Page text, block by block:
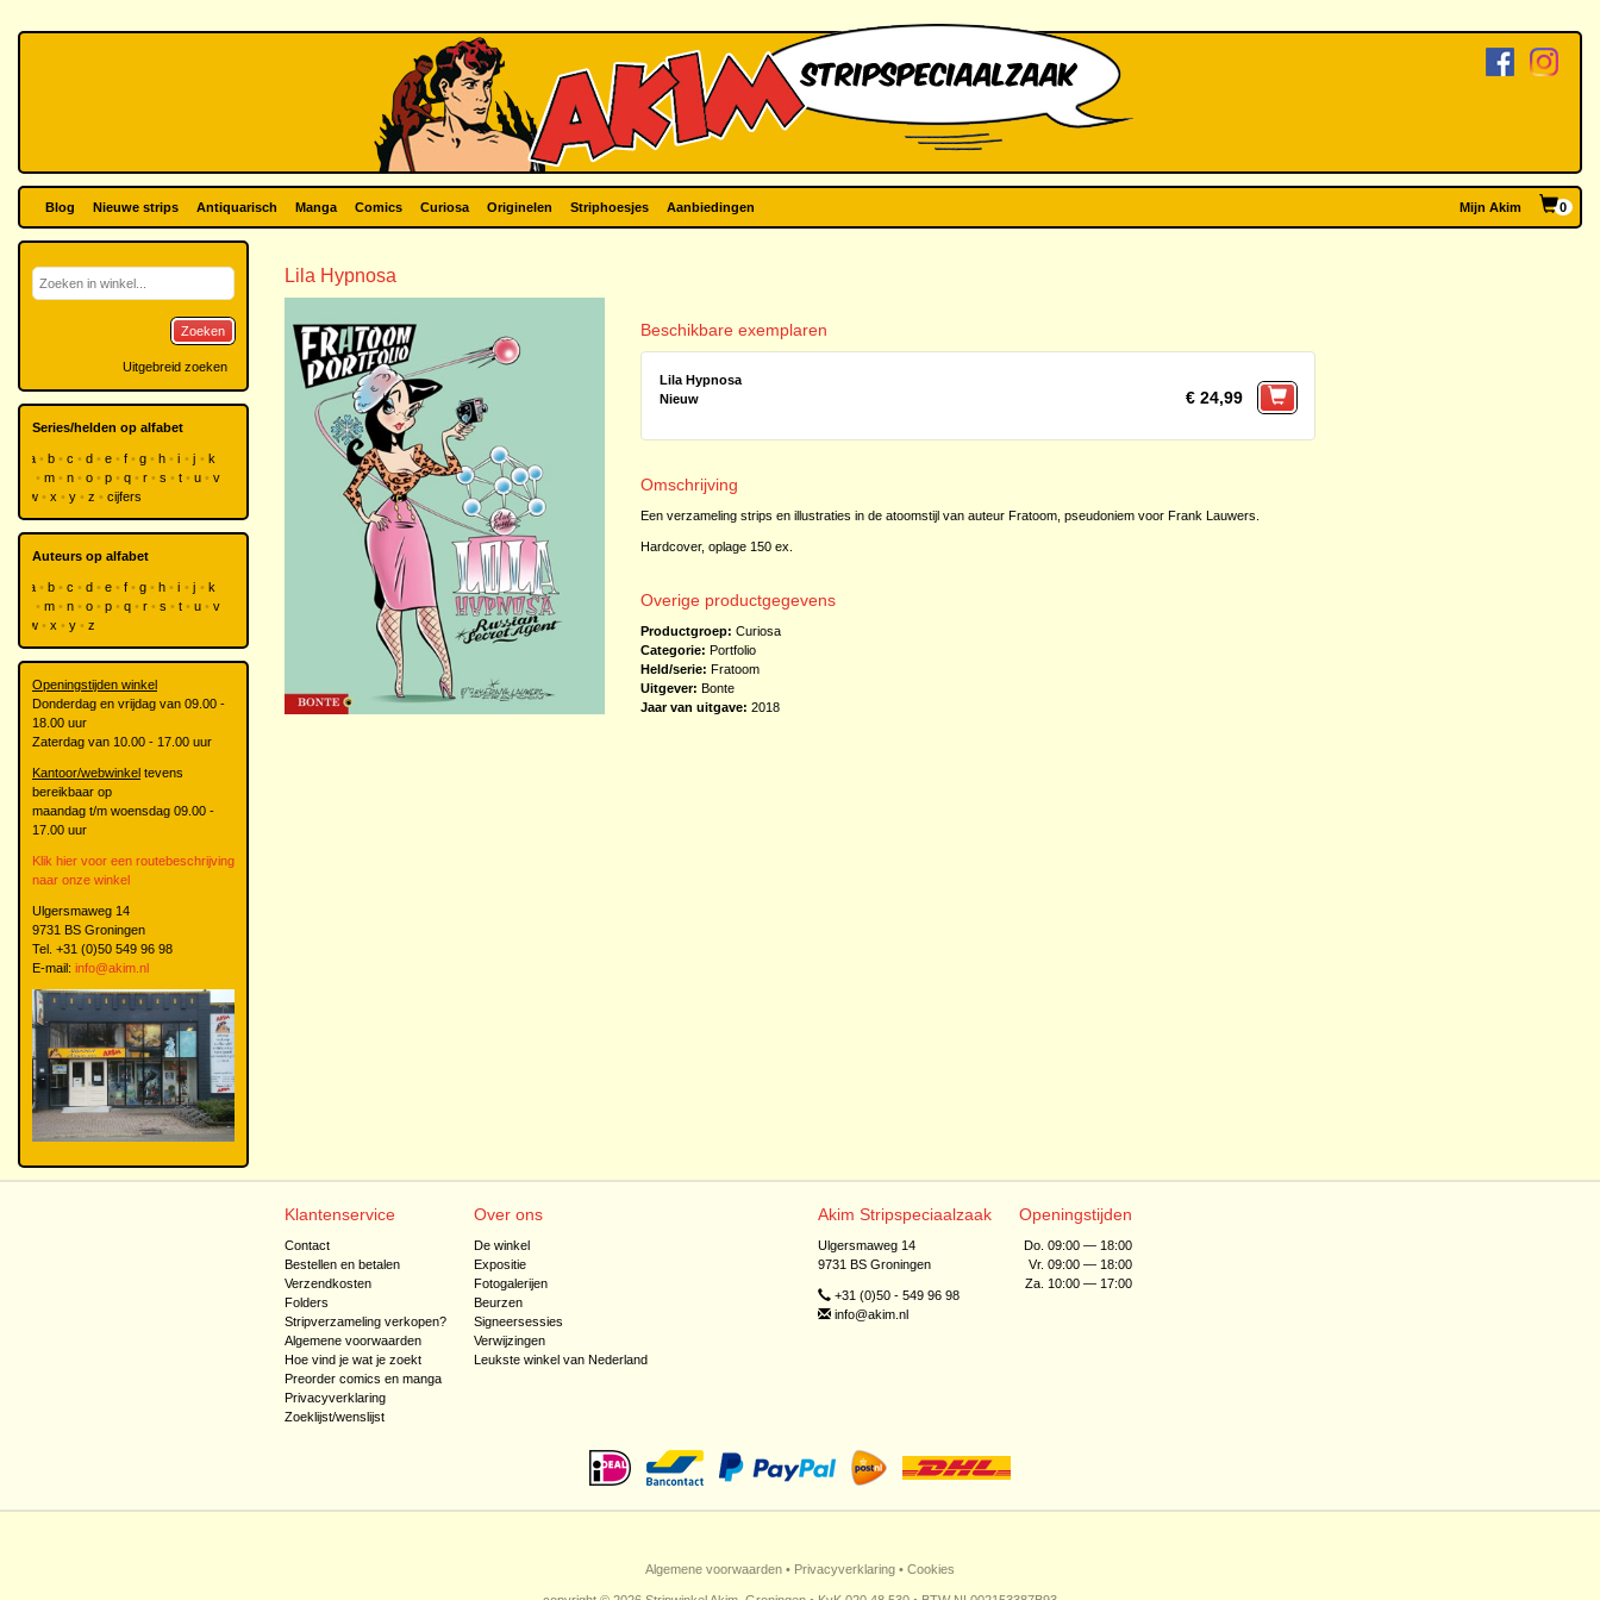
Blog Nieuwe strips Antiquarisch Manga Comics Curiosa Originelen Striphoesjes Aanbiedingen Mijn Akim 0
Lila Hypnosa
Beschikbare exemplaren
Lila Hypnosa
Nieuw
€ 24,99
Omschrijving
Een verzameling strips en illustraties in de atoomstijl van auteur Fratoom, pseudoniem voor Frank Lauwers.
Hardcover, oplage 150 ex.
Overige productgegevens
Productgroep: Curiosa
Categorie: Portfolio
Held/serie: Fratoom
Uitgever: Bonte
Jaar van uitgave: 2018
Zoeken
Uitgebreid zoeken
Series/helden op alfabet
a b c d e f g h i j
k
m n o p q r s t u
v
w
x y z cijfers
Auteurs op alfabet
a b c d e f g h i j
k
m n o p q r s t u
v
w
x y z
Openingstijden winkel
Donderdag en vrijdag van 09.00 -
18.00 uur
Zaterdag van 10.00 - 17.00 uur
Kantoor/webwinkel tevens
bereikbaar op
maandag t/m woensdag 09.00 -
17.00 uur
Klik hier voor een routebeschrijving
naar onze winkel
Ulgersmaweg 14
9731 BS Groningen
Tel. +31 (0)50 549 96 98
E-mail: info@akim.nl
Klantenservice
Contact
Bestellen en betalen
Verzendkosten
Folders
Stripverzameling verkopen?
Algemene voorwaarden
Hoe vind je wat je zoekt
Preorder comics en manga
Privacyverklaring
Zoeklijst/wenslijst
Over ons
De winkel
Expositie
Fotogalerijen
Beurzen
Signeersessies
Verwijzingen
Leukste winkel van Nederland
Akim Stripspeciaalzaak
Ulgersmaweg 14
9731 BS Groningen
+31 (0)50 - 549 96 98
info@akim.nl
Openingstijden
Do. 09:00 — 18:00
Vr. 09:00 — 18:00
Za. 10:00 — 17:00
Algemene voorwaarden • Privacyverklaring • Cookies